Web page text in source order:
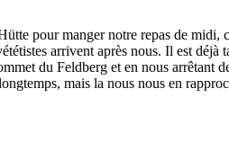
pour manger notre repas de
arrivent après nous. Il est
du Feldberg et en nous arrêtant
mais la nous nous en